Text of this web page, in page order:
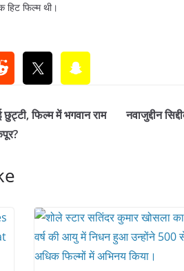
फिल्म थी।
फिल्म में भगवान राम
नवाजुद्दीन